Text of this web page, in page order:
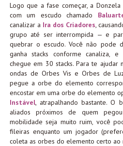
Logo que a fase começar, a
com um escudo chamado
canalizar a Ira dos Criadores ,
grupo até ser interrompida — e
quebrar o escudo. Você não pode
ganha stacks conforme canaliza, e
chegue em 30 stacks. Para te ajudar
ondas de Orbes Vis e Orbes de
pegue a orbe do elemento
encostar em uma orbe do elemento
Instável, atrapalhando bastante. O
aliados próximos de quem
mobilidade seja muito ruim, você
fileiras enquanto um jogador
coleta as orbes do elemento certo ao